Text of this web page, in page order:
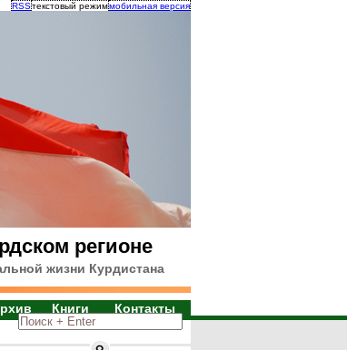
RSSтекстовый режиммобильная версия
регионе
жизни Курдистана
Книги Контакты